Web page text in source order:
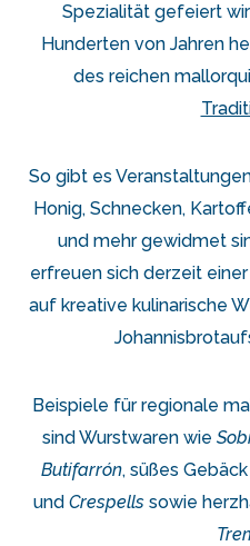
Spezialität gefeiert
Hunderten von Jahren
des reichen
So gibt es
Honig, Schnecken,
und mehr gewidmet
erfreuen sich derzeit
auf kreative kulinarische
Beispiele für regionale
sind Wurstwaren wie
Butifarrón, süßes
und Crespellssowie